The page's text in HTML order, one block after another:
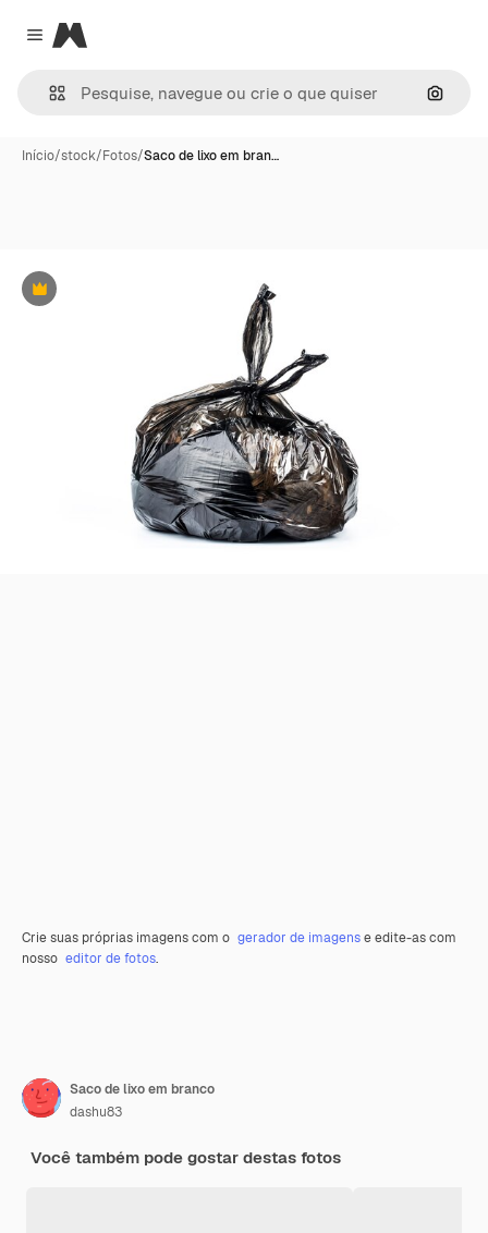
Close menu
Magnific
Início/stock/Fotos/Saco de lixo em bran…
Premium
Crie suas próprias imagens com o gerador de imagense edite-as com
nosso editor de fotos.
Saco de lixo em branco
dashu83
Você também pode gostar destas fotos